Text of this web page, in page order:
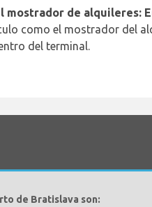
mostrador de alquileres:
como el mostrador del
del terminal.
de Bratislava son: